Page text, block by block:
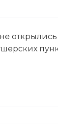
открылись